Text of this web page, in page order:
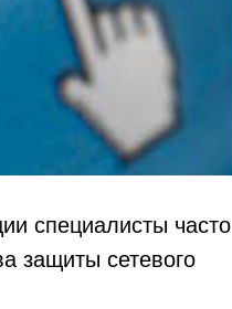
специалисты часто
защиты сетевого